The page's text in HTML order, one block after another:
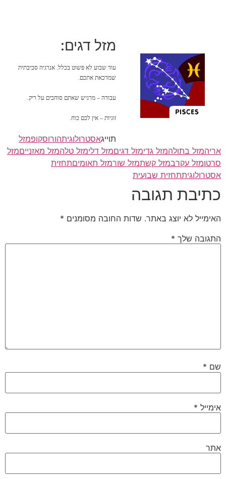
מזל דגים:
עוד שבוע לא פשוט בכלל. אנרגיה סביבתית
שמדכאת אתכם.
עבודה – מרגיש שאתם סוחבים על ריק.
זוגיות – אין לכם כוח.
תוייגאסטרולוגיתהורוסקופמזל
אריהמזל בתולהמזל גדימזל דגיםמזל דלימזל טלהמזל מאזנייםמזל
סרטןמזל עקרבמזל קשתמזל שורמזל תאומיםתחזית
אסטרולוגיתתחזית שבועית
כתיבת תגובה
האימייל לא יוצג באתר. שדות החובה מסומנים *
התגובה שלך *
שם *
אימייל *
אתר